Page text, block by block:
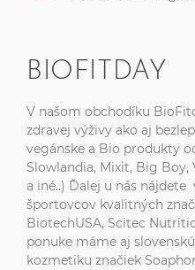
BIOFITDAY
V našom obchodíku
zdravej výživy ako aj
vegánske a Bio produkty
Slowlandia, Mixit, Big Boy,
a iné..) Ďalej u nás
športovcov kvalitných
BiotechUSA, Scitec
ponuke máme aj
kozmetiku značiek